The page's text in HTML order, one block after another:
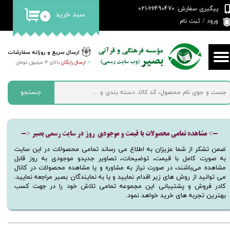
ارسال سریع و روزانه سفارشات
> ارسال رایگانبالای 3 میلیون تومان
پیگیری سفارش: 66490470-021
ورود / ثبت نام
حساب کاربری من
تغییر گذر واژه
سفارشات
خروج از حساب کاربری
۰ سبد خرید
جستجو
-> مشاهده تمامی محصولات با قیمت و موجودی روز در سایت رسمی بصیر <-
ضمن تشکر از شما عزیزان به اطلاع می رساند تمامی محصولات در این سایت
به صورت کامل با قیمت، توضیحات، تصاویر جدیدو موجودی به روز قابل
مشاهده می‌باشند، در صورت نیاز به مشاوره و یا مشاهده محصولات در کانال
می توانید از روش های زیر اقدام نمایید و یا به نمایندگان بصیر مراجعه نمایید.
کادر فروش و پشتیبانی این مجموعه تمامیتلاش خود را در جهت کسب
بهترین تجربه های خرید خواهد نمود.